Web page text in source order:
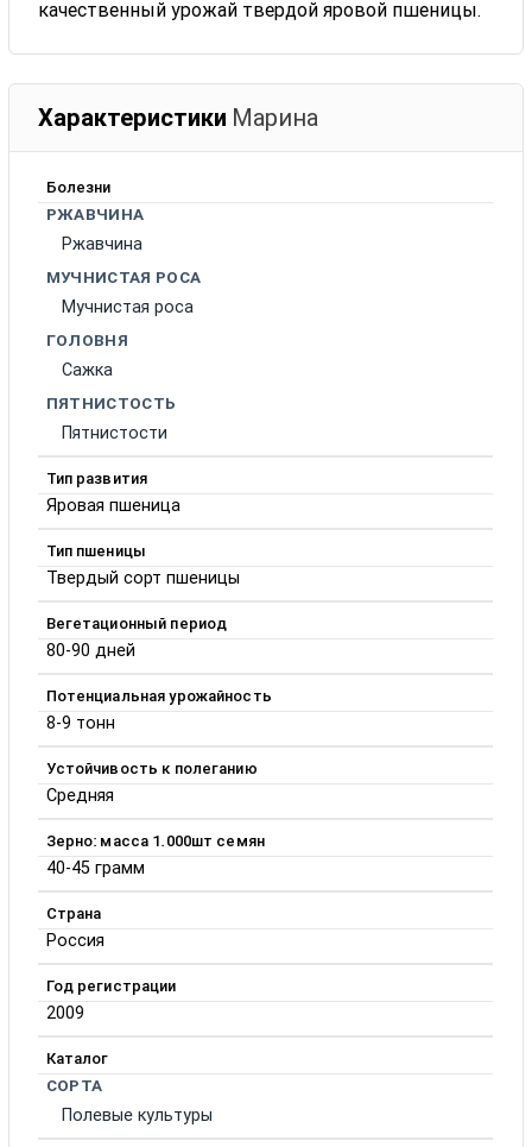
качественный урожай твердой яровой пшеницы.
Характеристики Марина
Болезни
РЖАВЧИНА
Ржавчина
МУЧНИСТАЯ РОСА
Мучнистая роса
ГОЛОВНЯ
Сажка
ПЯТНИСТОСТЬ
Пятнистости
Тип развития
Яровая пшеница
Тип пшеницы
Твердый сорт пшеницы
Вегетационный период
80-90 дней
Потенциальная урожайность
8-9 тонн
Устойчивость к полеганию
Средняя
Зерно: масса 1.000шт семян
40-45 грамм
Страна
Россия
Год регистрации
2009
Каталог
СОРТА
Полевые культуры